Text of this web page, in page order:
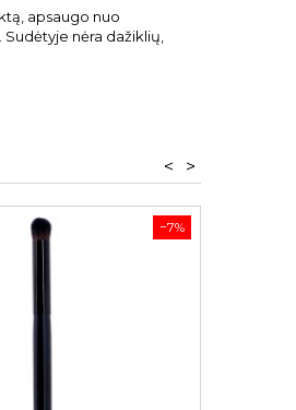
apsaugo nuo
nėra dažiklių,
>
<
−7%